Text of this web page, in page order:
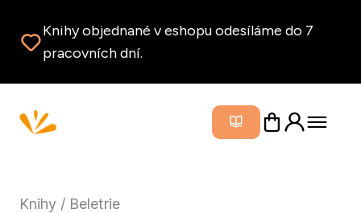
Knihy objednané v eshopu odesíláme do 7
pracovních dní.
Zavřít
Knihy / Beletrie